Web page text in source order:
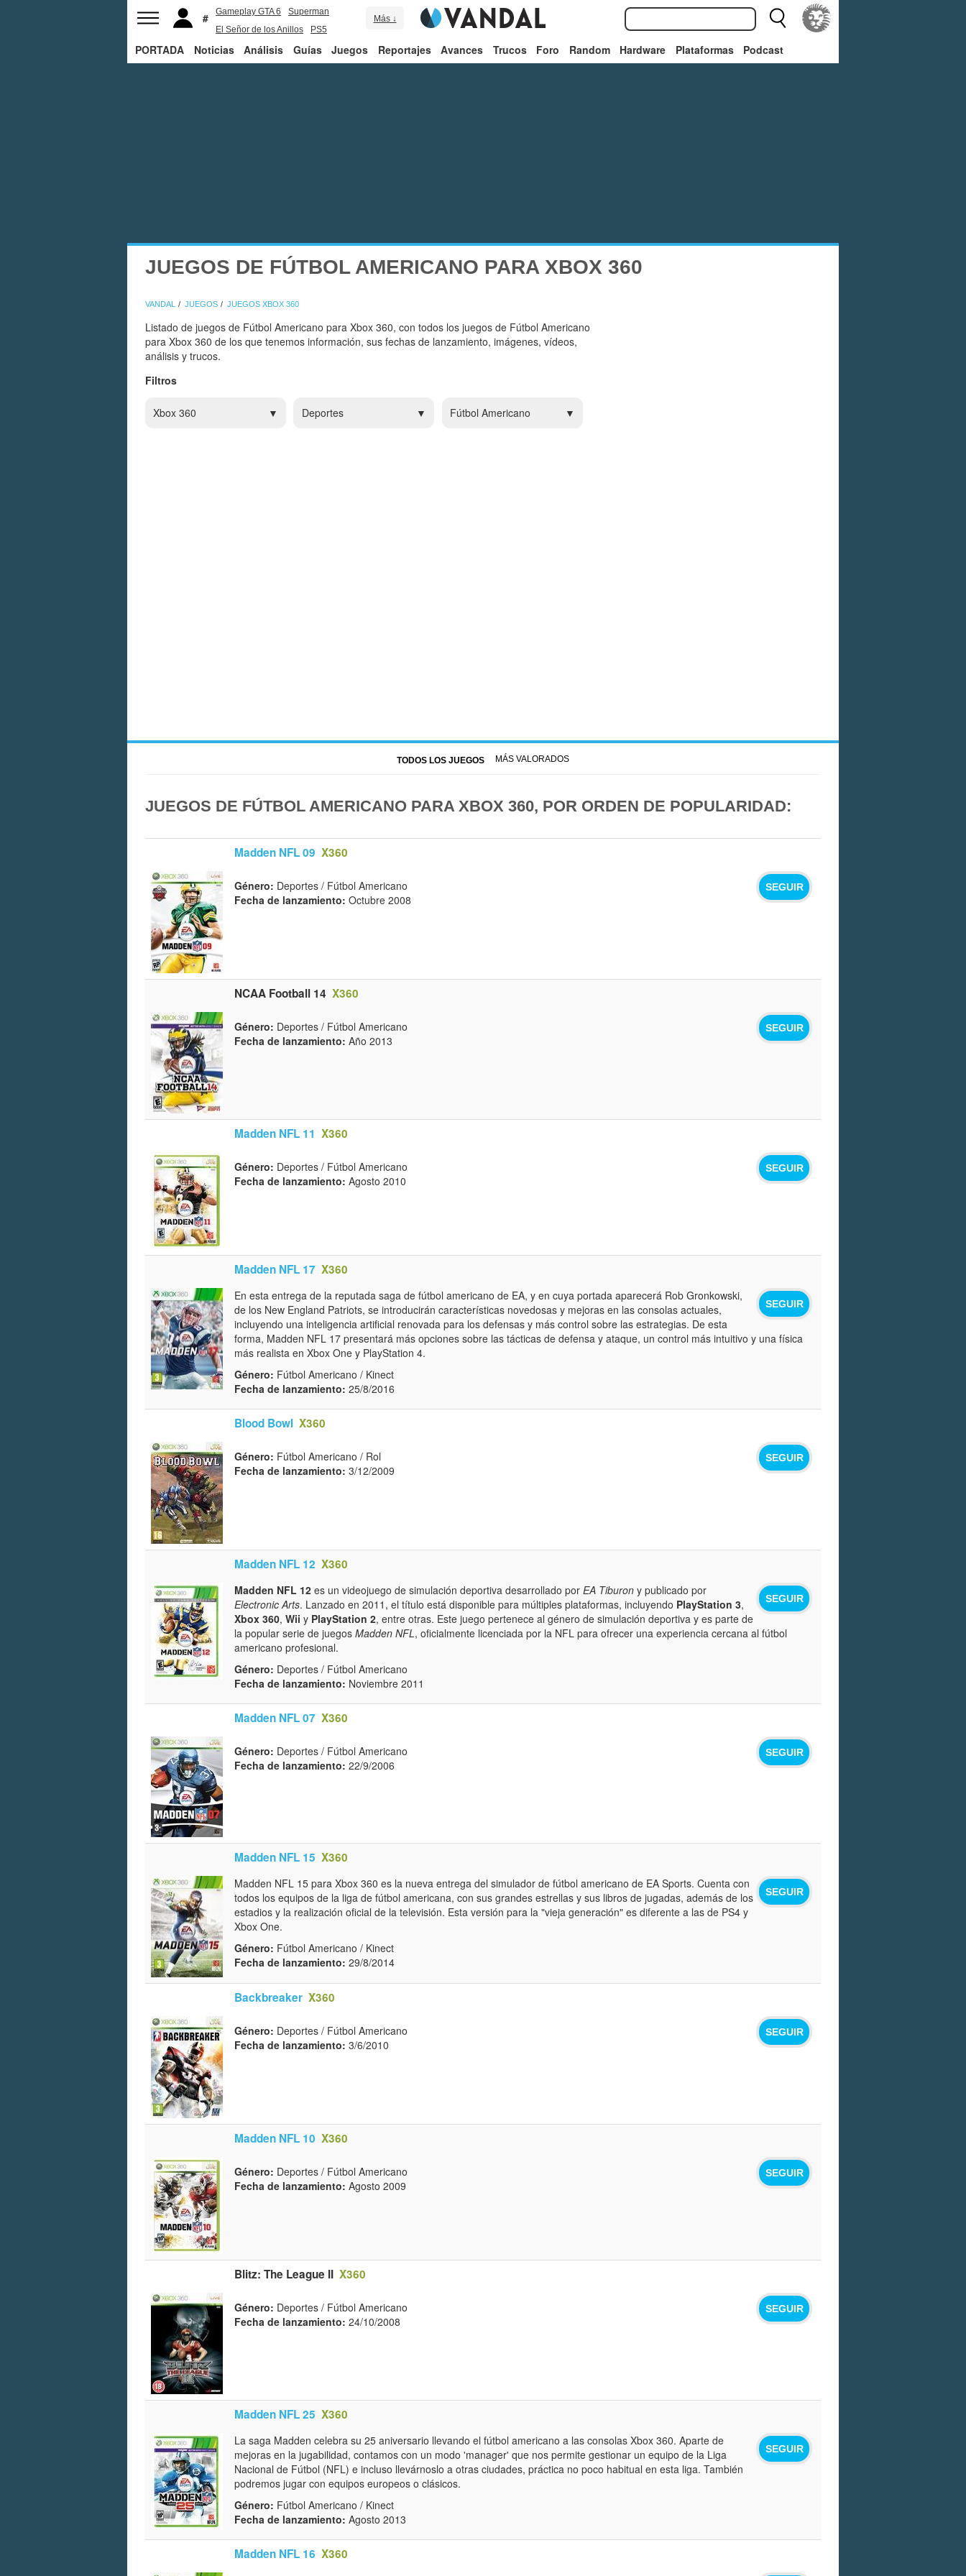
Gameplay GTA 6
Superman
El Señor de los Anillos
PS5
Más ↓
PORTADA Noticias Análisis Guías Juegos Reportajes Avances Trucos Foro Random Hardware Plataformas Podcast
JUEGOS DE FÚTBOL AMERICANO PARA XBOX 360
VANDAL JUEGOS JUEGOS XBOX 360
Listado de juegos de Fútbol Americano para Xbox 360, con todos los juegos de Fútbol Americano
para Xbox 360 de los que tenemos información, sus fechas de lanzamiento, imágenes, vídeos,
análisis y trucos.
Filtros
Xbox 360 Deportes Fútbol Americano
TODOS LOS JUEGOS MÁS VALORADOS
JUEGOS DE FÚTBOL AMERICANO PARA XBOX 360, POR ORDEN DE POPULARIDAD:
Madden NFL 09 X360
SEGUIR
Género: Deportes / Fútbol Americano
Fecha de lanzamiento: Octubre 2008
NCAA Football 14 X360
SEGUIR
Género: Deportes / Fútbol Americano
Fecha de lanzamiento: Año 2013
Madden NFL 11 X360
SEGUIR
Género: Deportes / Fútbol Americano
Fecha de lanzamiento: Agosto 2010
Madden NFL 17 X360
SEGUIR
En esta entrega de la reputada saga de fútbol americano de EA, y en cuya portada aparecerá Rob Gronkowski,
de los New England Patriots, se introducirán características novedosas y mejoras en las consolas actuales,
incluyendo una inteligencia artificial renovada para los defensas y más control sobre las estrategias. De esta
forma, Madden NFL 17 presentará más opciones sobre las tácticas de defensa y ataque, un control más intuitivo y una física
más realista en Xbox One y PlayStation 4.
Género: Fútbol Americano / Kinect
Fecha de lanzamiento: 25/8/2016
Blood Bowl X360
SEGUIR
Género: Fútbol Americano / Rol
Fecha de lanzamiento: 3/12/2009
Madden NFL 12 X360
SEGUIR
Madden NFL 12 es un videojuego de simulación deportiva desarrollado por EA Tiburon y publicado por
Electronic Arts. Lanzado en 2011, el título está disponible para múltiples plataformas, incluyendo PlayStation 3,
Xbox 360, Wii y PlayStation 2, entre otras. Este juego pertenece al género de simulación deportiva y es parte de
la popular serie de juegos Madden NFL, oficialmente licenciada por la NFL para ofrecer una experiencia cercana al fútbol
americano profesional.
Género: Deportes / Fútbol Americano
Fecha de lanzamiento: Noviembre 2011
Madden NFL 07 X360
SEGUIR
Género: Deportes / Fútbol Americano
Fecha de lanzamiento: 22/9/2006
Madden NFL 15 X360
SEGUIR
Madden NFL 15 para Xbox 360 es la nueva entrega del simulador de fútbol americano de EA Sports. Cuenta con
todos los equipos de la liga de fútbol americana, con sus grandes estrellas y sus libros de jugadas, además de los
estadios y la realización oficial de la televisión. Esta versión para la "vieja generación" es diferente a las de PS4 y
Xbox One.
Género: Fútbol Americano / Kinect
Fecha de lanzamiento: 29/8/2014
Backbreaker X360
SEGUIR
Género: Deportes / Fútbol Americano
Fecha de lanzamiento: 3/6/2010
Madden NFL 10 X360
SEGUIR
Género: Deportes / Fútbol Americano
Fecha de lanzamiento: Agosto 2009
Blitz: The League II X360
SEGUIR
Género: Deportes / Fútbol Americano
Fecha de lanzamiento: 24/10/2008
Madden NFL 25 X360
SEGUIR
La saga Madden celebra su 25 aniversario llevando el fútbol americano a las consolas Xbox 360. Aparte de
mejoras en la jugabilidad, contamos con un modo 'manager' que nos permite gestionar un equipo de la Liga
Nacional de Fútbol (NFL) e incluso llevárnoslo a otras ciudades, práctica no poco habitual en esta liga. También
podremos jugar con equipos europeos o clásicos.
Género: Fútbol Americano / Kinect
Fecha de lanzamiento: Agosto 2013
Madden NFL 16 X360